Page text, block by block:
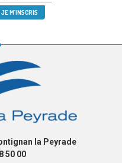
la Peyrade
50 00